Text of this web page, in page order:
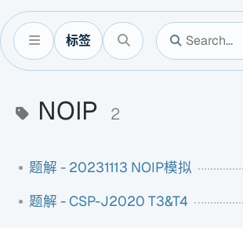
标签
NOIP 2
题解 - 20231113 NOIP模拟
题解 - CSP-J2020 T3&T4